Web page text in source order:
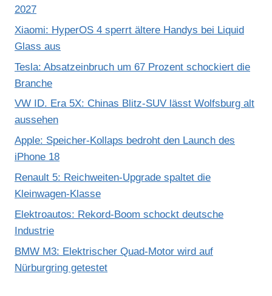
2027
Xiaomi: HyperOS 4 sperrt ältere Handys bei Liquid
Glass aus
Tesla: Absatzeinbruch um 67 Prozent schockiert die
Branche
VW ID. Era 5X: Chinas Blitz-SUV lässt Wolfsburg alt
aussehen
Apple: Speicher-Kollaps bedroht den Launch des
iPhone 18
Renault 5: Reichweiten-Upgrade spaltet die
Kleinwagen-Klasse
Elektroautos: Rekord-Boom schockt deutsche
Industrie
BMW M3: Elektrischer Quad-Motor wird auf
Nürburgring getestet